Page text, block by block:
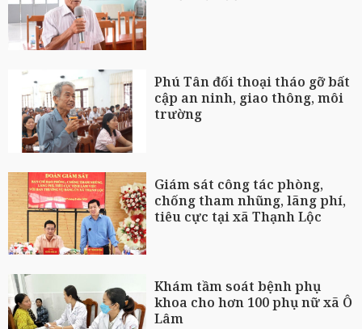
Phú Tân đối thoại tháo gỡ bất
cập an ninh, giao thông, môi
trường
Giám sát công tác phòng,
chống tham nhũng, lãng phí,
tiêu cực tại xã Thạnh Lộc
Khám tầm soát bệnh phụ
khoa cho hơn 100 phụ nữ xã Ô
Lâm